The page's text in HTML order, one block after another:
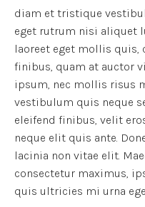
diam et tristique
eget rutrum nisi aliquet
laoreet eget mollis quis,
finibus, quam at auctor
ipsum, nec mollis risus
vestibulum quis neque
eleifend finibus, velit
neque elit quis ante.
lacinia non vitae elit.
consectetur maximus,
quis ultricies mi urna